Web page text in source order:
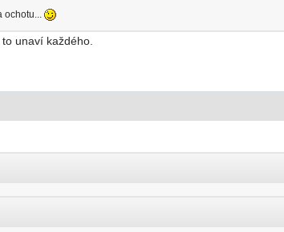
ochotu...
unaví každého.